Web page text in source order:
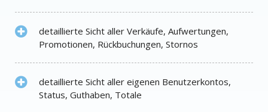
detaillierte Sicht aller Verkäufe, Aufwertungen,
Promotionen, Rückbuchungen, Stornos
detaillierte Sicht aller eigenen Benutzerkontos,
Status, Guthaben, Totale